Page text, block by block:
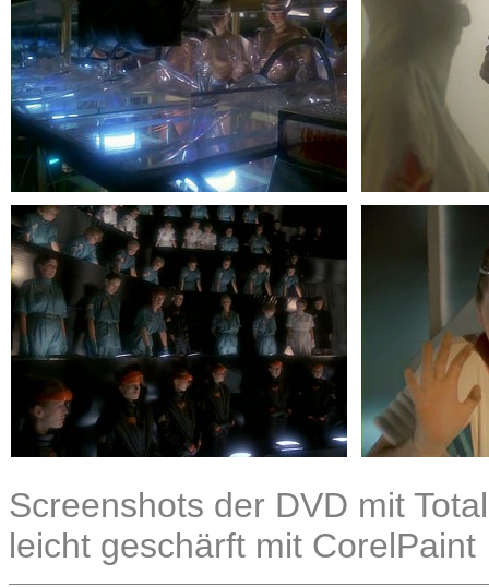
Screenshots der DVD mit
leicht geschärft mit CorelPaint